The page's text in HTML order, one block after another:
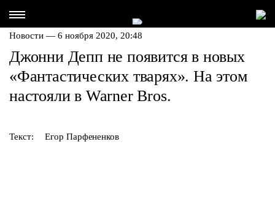
Новости — 6 ноября 2020, 20:48
Джонни Депп не появится в новых
«Фантастических тварях». На этом
настояли в Warner Bros.
Текст: Егор Парфененков